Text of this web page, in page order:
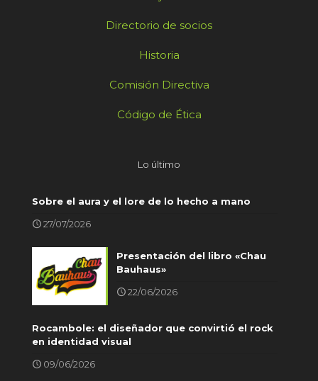
Directorio de socios
Historia
Comisión Directiva
Código de Ética
Lo último
Sobre el aura y el lore de lo hecho a mano
27/07/2026
Presentación del libro «Chau
Bauhaus»
22/06/2026
Rocambole: el diseñador que convirtió el rock
en identidad visual
09/06/2026